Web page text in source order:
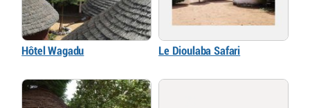
Hôtel Wagadu Le Dioulaba Safari